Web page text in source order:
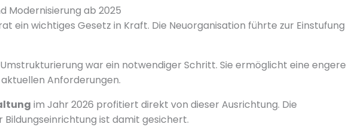
Modernisierung ab 2025
ein wichtiges Gesetz in Kraft. Die Neuorganisation führte zur Einstufung
war ein notwendiger Schritt. Sie ermöglicht eine engere
Anforderungen.
im Jahr 2026 profitiert direkt von dieser Ausrichtung. Die
Bildungseinrichtung ist damit gesichert.